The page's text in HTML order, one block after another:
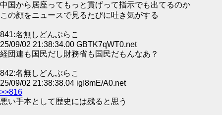
中国から居座ってもっと貢げって指示でも出てるのか
この顔をニュースで見るたびに吐き気がする
841:名無しどんぶらこ
25/09/02 21:38:34.00 GBTK7qWT0.net
経団連も国民だし財務省も国民だもんなあ？
842:名無しどんぶらこ
25/09/02 21:38:38.04 igI8mE/A0.net
>>816
悪い手本として歴史には残ると思う